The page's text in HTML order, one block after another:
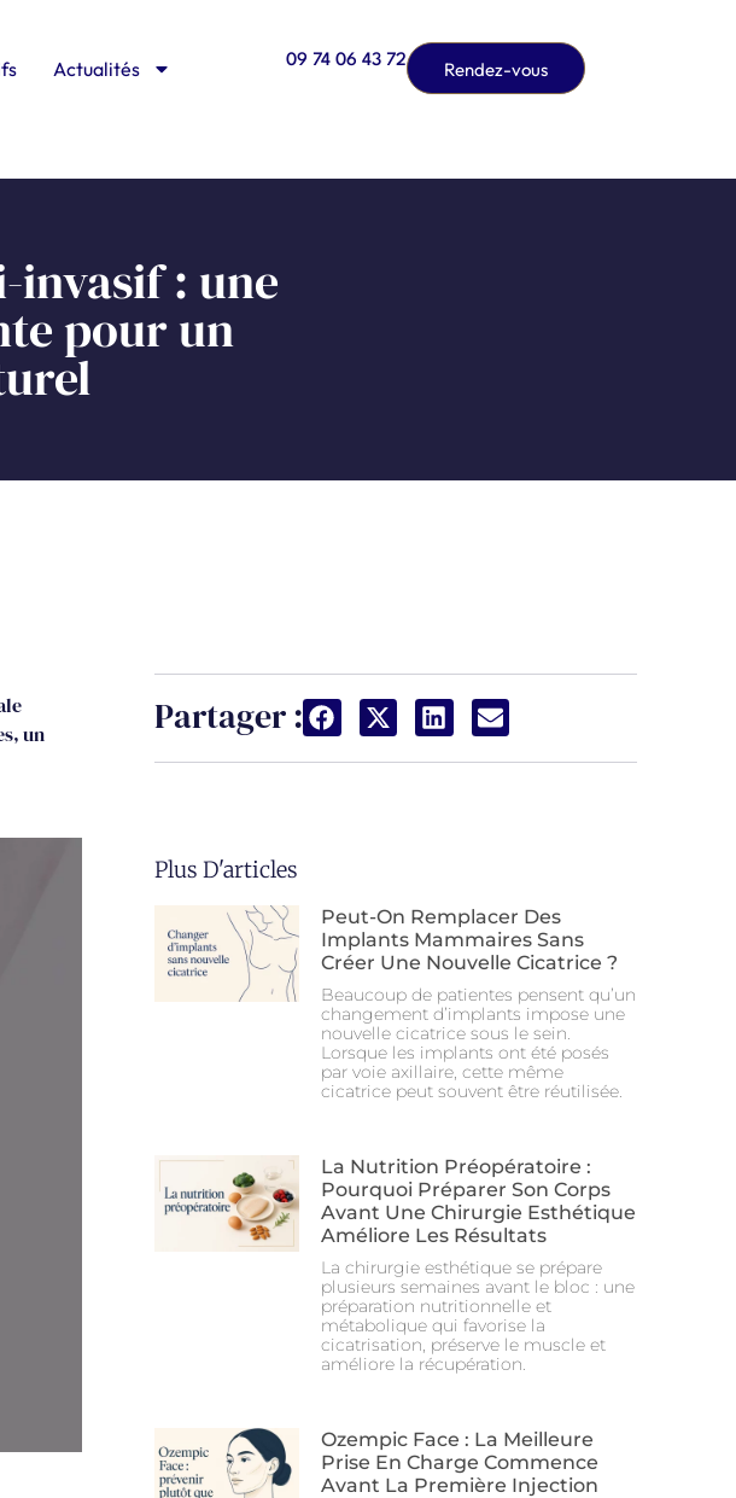
Actualités 09 74 06 43 72 Rendez-vous
invasif : une
pour un
un
Partager :
Plus D'articles
Peut-On Remplacer Des
Implants Mammaires Sans
Créer Une Nouvelle Cicatrice ?
Beaucoup de patientes pensent qu’un
changement d’implants impose une
nouvelle cicatrice sous le sein.
Lorsque les implants ont été posés
par voie axillaire, cette même
cicatrice peut souvent être réutilisée.
La Nutrition Préopératoire :
Pourquoi Préparer Son Corps
Avant Une Chirurgie Esthétique
Améliore Les Résultats
La chirurgie esthétique se prépare
plusieurs semaines avant le bloc : une
préparation nutritionnelle et
métabolique qui favorise la
cicatrisation, préserve le muscle et
améliore la récupération.
Ozempic Face : La Meilleure
Prise En Charge Commence
Avant La Première Injection